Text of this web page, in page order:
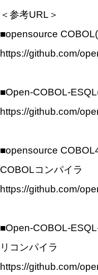
＜参考URL＞
■opensource
https://github.com/
■Open-COBOL-
https://github.com/
■opensource
COBOLコンパイラ
https://github.com/
■Open-COBOL-
リコンパイラ
https://github.com/